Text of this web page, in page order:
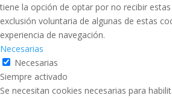
tiene la opción de optar por no recibir
exclusión voluntaria de algunas de estas
experiencia de navegación.
Necesarias
Necesarias
Siempre activado
Se necesitan cookies necesarias para